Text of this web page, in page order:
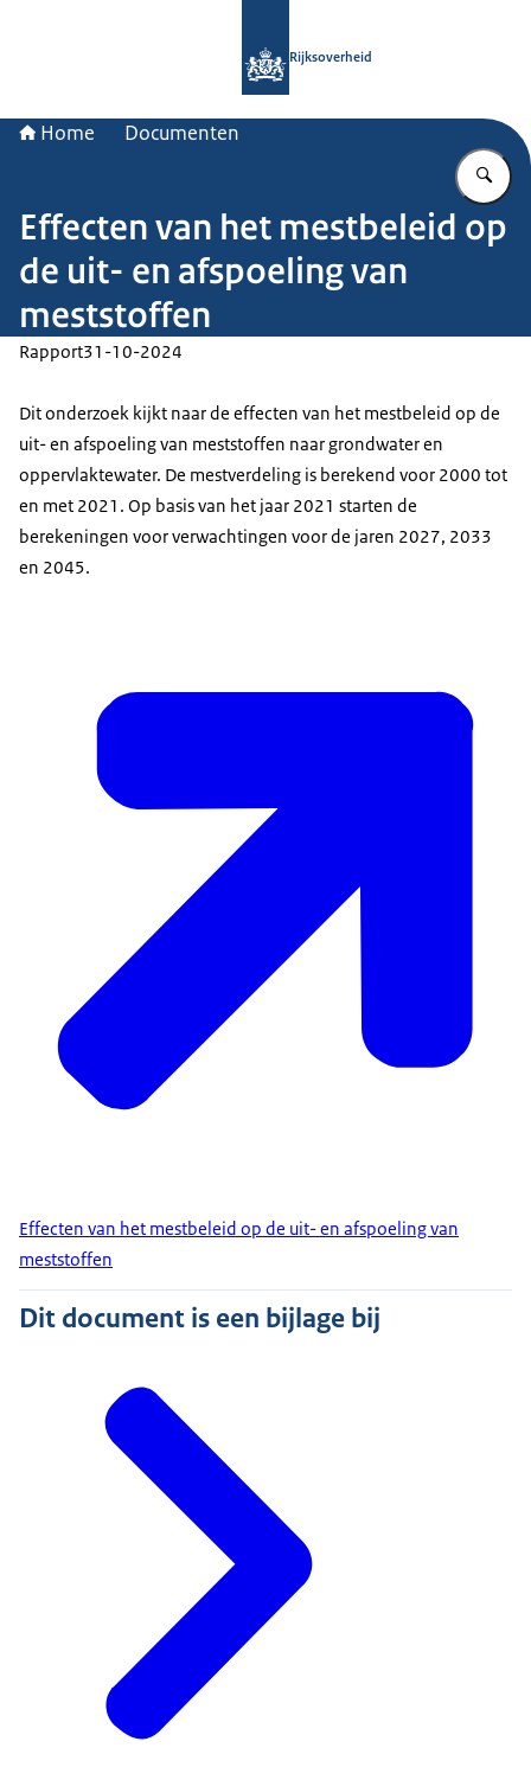
Rijksoverheid
Home Documenten
Effecten van het mestbeleid op
de uit- en afspoeling van
meststoffen
Rapport31-10-2024
Dit onderzoek kijkt naar de effecten van het mestbeleid op de
uit- en afspoeling van meststoffen naar grondwater en
oppervlaktewater. De mestverdeling is berekend voor 2000 tot
en met 2021. Op basis van het jaar 2021 starten de
berekeningen voor verwachtingen voor de jaren 2027, 2033
en 2045.
Effecten van het mestbeleid op de uit- en afspoeling van
meststoffen
Dit document is een bijlage bij